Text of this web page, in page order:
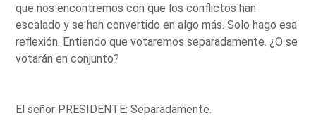
que nos encontremos con que los conflictos han
escalado y se han convertido en algo más. Solo hago esa
reflexión. Entiendo que votaremos separadamente. ¿O se
votarán en conjunto?
El señor PRESIDENTE: Separadamente.